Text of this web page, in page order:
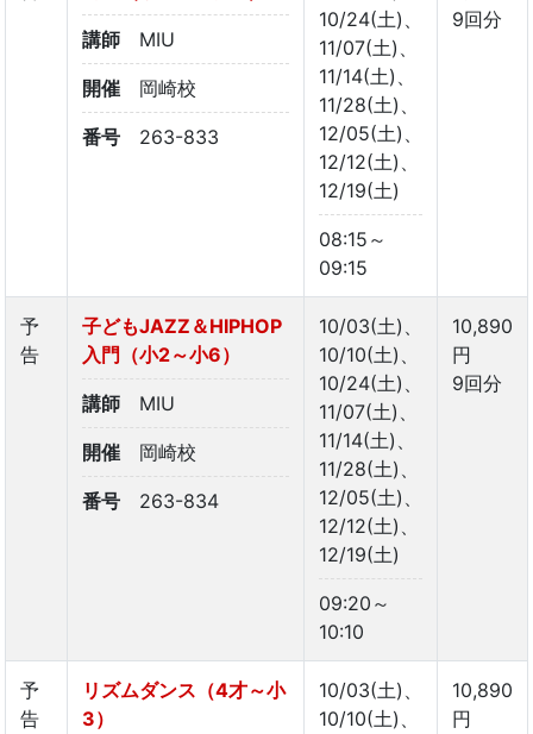
講師 MIU
開催 岡崎校
番号 263-833
10/24(土)、
11/07(土)、
11/14(土)、
11/28(土)、
12/05(土)、
12/12(土)、
12/19(土)
08:15～
09:15
9回分
予
告
子どもJAZZ＆HIPHOP
入門（小2～小6）
講師 MIU
開催 岡崎校
番号 263-834
10/03(土)、
10/10(土)、
10/24(土)、
11/07(土)、
11/14(土)、
11/28(土)、
12/05(土)、
12/12(土)、
12/19(土)
09:20～
10:10
10,890
円
9回分
予
告
リズムダンス（4才～小
3）
10/03(土)、
10/10(土)、
10,890
円